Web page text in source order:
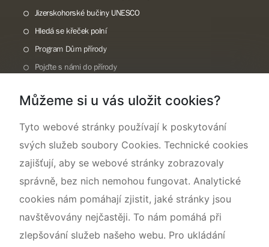
Jizerskohorské bučiny UNESCO
Hledá se křeček polní
Program Dům přírody
Pojďte s námi do přírody
Rok CHKO pod záštitou České komise pro UNESCO
Můžeme si u vás uložit cookies?
Tyto webové stránky používají k poskytování
svých služeb soubory Cookies. Technické cookies
zajišťují, aby se webové stránky zobrazovaly
správně, bez nich nemohou fungovat. Analytické
cookies nám pomáhají zjistit, jaké stránky jsou
navštěvovány nejčastěji. To nám pomáhá při
zlepšování služeb našeho webu. Pro ukládání